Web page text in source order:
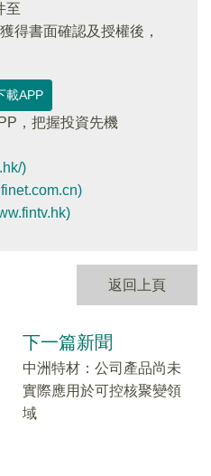
至
獲得書面確認及授權後，
載APP
，把握投資先機
)
返回上頁
下一篇新聞
中洲特材：公司產品尚未
實際應用於可控核聚變領
域